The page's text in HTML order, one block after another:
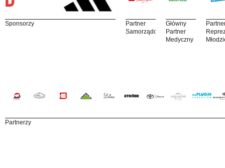
Sponsorzy
Partner
Samorządowy
Główny
Partner
Medyczny
Partnerzy